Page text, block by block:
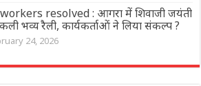
resolved : आगरा में शिवाजी जयंती
भव्य रैली, कार्यकर्ताओं ने लिया संकल्प ?
24, 2026